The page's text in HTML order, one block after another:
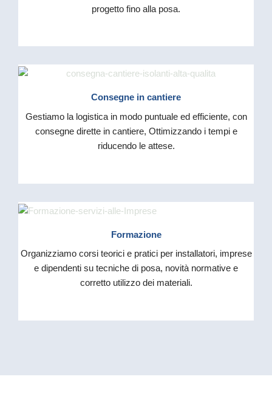
progetto fino alla posa.
Consegne in cantiere
Gestiamo la logistica in modo puntuale ed efficiente, con
consegne dirette in cantiere, Ottimizzando i tempi e
riducendo le attese.
Formazione
Organizziamo corsi teorici e pratici per installatori, imprese
e dipendenti su tecniche di posa, novità normative e
corretto utilizzo dei materiali.